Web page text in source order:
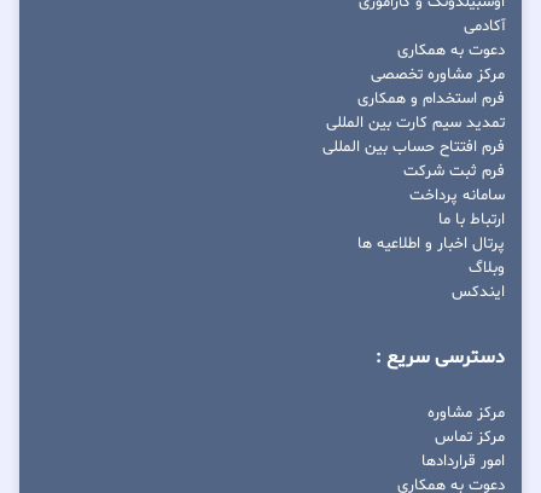
آکادمی
دعوت به همکاری
مرکز مشاوره تخصصی
فرم استخدام و همکاری
تمدید سیم کارت بین المللی
فرم افتتاح حساب بین المللی
فرم ثبت شرکت
سامانه پرداخت
ارتباط با ما
پرتال اخبار و اطلاعیه ها
وبلاگ
ایندکس
دسترسی سریع :
مرکز مشاوره
مرکز تماس
امور قراردادها
دعوت به همکاری